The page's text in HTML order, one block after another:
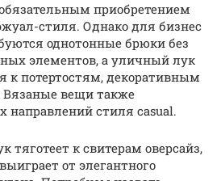
приобретением
стиля. Однако для бизнес
однотонные брюки без
элементов, а уличный лук
к потертостям, декоративным
вещи также
направлений стиля casual.
тяготеет к свитерам оверсайз,
от элегантного